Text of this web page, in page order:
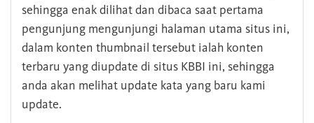
sehingga enak dilihat dan dibaca saat pertama
pengunjung mengunjungi halaman utama situs ini,
dalam konten thumbnail tersebut ialah konten
terbaru yang diupdate di situs KBBI ini, sehingga
anda akan melihat update kata yang baru kami
update.